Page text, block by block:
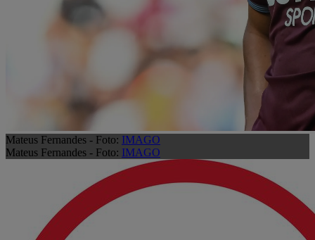
Mateus Fernandes - Foto: IMAGO
Mateus Fernandes - Foto: IMAGO